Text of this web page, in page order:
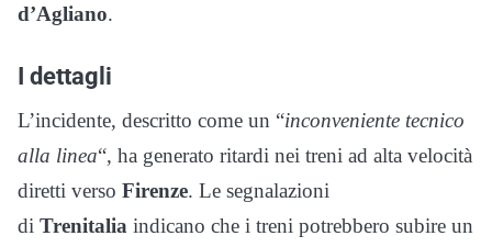
d’Agliano.
I dettagli
L’incidente, descritto come un “inconveniente tecnico
alla linea“, ha generato ritardi nei treni ad alta velocità
diretti verso Firenze. Le segnalazioni
di Trenitalia indicano che i treni potrebbero subire un